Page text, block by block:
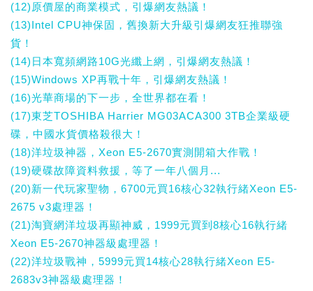
(12)原價屋的商業模式，引爆網友熱議！
(13)Intel CPU神保固，舊換新大升級引爆網友狂推聯強
貨！
(14)日本寬頻網路10G光纖上網，引爆網友熱議！
(15)Windows XP再戰十年，引爆網友熱議！
(16)光華商場的下一步，全世界都在看！
(17)東芝TOSHIBA Harrier MG03ACA300 3TB企業級硬
碟，中國水貨價格殺很大！
(18)洋垃圾神器，Xeon E5-2670實測開箱大作戰！
(19)硬碟故障資料救援，等了一年八個月...
(20)新一代玩家聖物，6700元買16核心32執行緒Xeon E5-
2675 v3處理器！
(21)淘寶網洋垃圾再顯神威，1999元買到8核心16執行緒
Xeon E5-2670神器級處理器！
(22)洋垃圾戰神，5999元買14核心28執行緒Xeon E5-
2683v3神器級處理器！